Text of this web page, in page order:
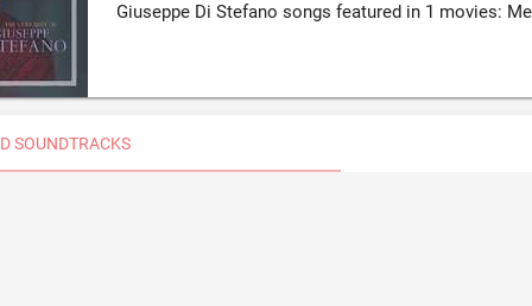
Giuseppe Di Stefano songs featured in 1 movies:
SOUNDTRACKS